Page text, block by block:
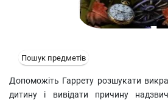
Пошук предметів
Допоможіть Гаррету розшукати
дитину і вивідати причину